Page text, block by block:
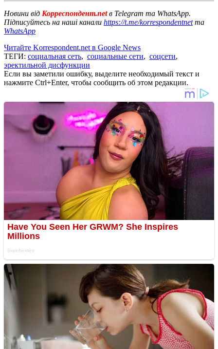
Новини від Корреспондент.netв Telegram та WhatsApp.
Підписуйтесь на наші канали https://t.me/korrespondentnetта
WhatsApp
Читайте Korrespondent.net в Google News
ТЕГИ: социальная сеть, социальные сети, соцсети,
эректильной дисфункции
Если вы заметили ошибку, выделите необходимый текст и
нажмите Ctrl+Enter, чтобы сообщить об этом редакции.